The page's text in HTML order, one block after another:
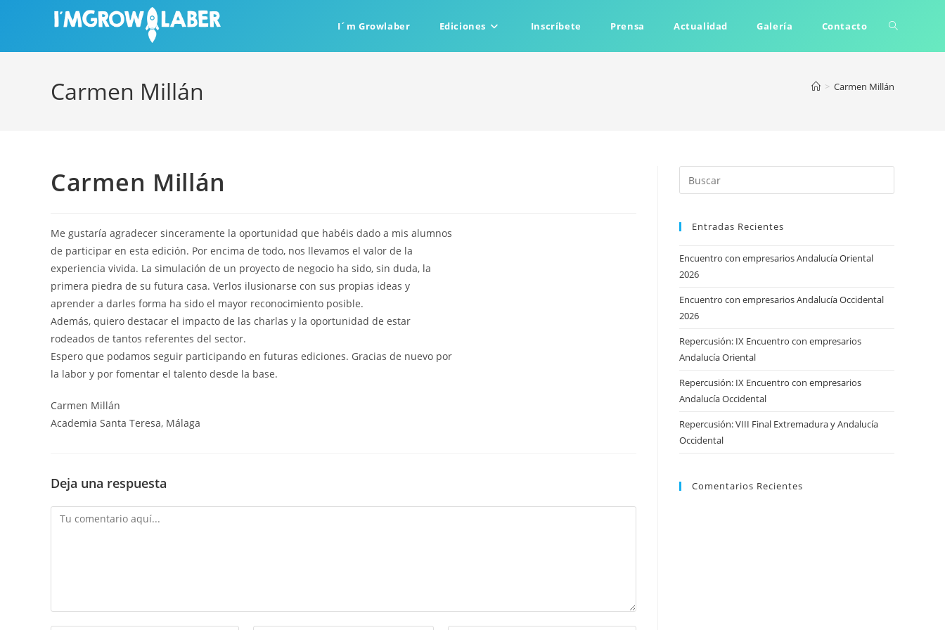
I´m Growlaber Ediciones Inscríbete Prensa Actualidad Galería Contacto Alternar
Carmen Millán > Carmen Millán
Carmen Millán
Me gustaría agradecer sinceramente la oportunidad que habéis dado a mis alumnos
de participar en esta edición. Por encima de todo, nos llevamos el valor de la
experiencia vivida. La simulación de un proyecto de negocio ha sido, sin duda, la
primera piedra de su futura casa. Verlos ilusionarse con sus propias ideas y
aprender a darles forma ha sido el mayor reconocimiento posible.
Además, quiero destacar el impacto de las charlas y la oportunidad de estar
rodeados de tantos referentes del sector.
Espero que podamos seguir participando en futuras ediciones. Gracias de nuevo por
la labor y por fomentar el talento desde la base.
Carmen Millán
Academia Santa Teresa, Málaga
Deja una respuesta
Comentario
Entradas Recientes
Encuentro con empresarios Andalucía Oriental
2026
Encuentro con empresarios Andalucía Occidental
2026
Repercusión: IX Encuentro con empresarios
Andalucía Oriental
Repercusión: IX Encuentro con empresarios
Andalucía Occidental
Repercusión: VIII Final Extremadura y Andalucía
Occidental
Comentarios Recientes